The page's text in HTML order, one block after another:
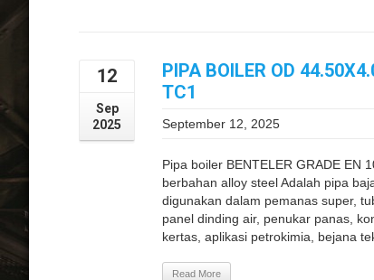
12
Sep
2025
PIPA BOILER OD
TC1
September 12, 2025
Pipa boiler BENTELER GRADE EN
berbahan alloy steel Adalah pipa
digunakan dalam pemanas super,
panel dinding air, penukar panas,
kertas, aplikasi petrokimia, bejana
Read More